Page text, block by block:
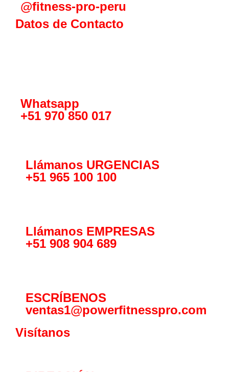
@fitness-pro-peru
Datos de Contacto
Whatsapp
+51 970 850 017
Llámanos URGENCIAS
+51 965 100 100
Llámanos EMPRESAS
+51 908 904 689
ESCRÍBENOS
ventas1@powerfitnesspro.com
Visítanos